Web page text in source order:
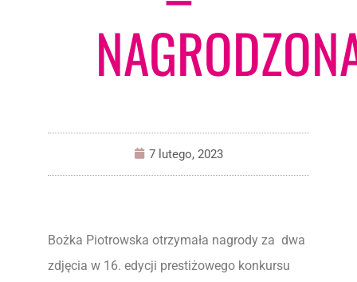
7 lutego, 2023
Bożka Piotrowska otrzymała nagrody za dwa
zdjęcia w 16. edycji prestiżowego konkursu